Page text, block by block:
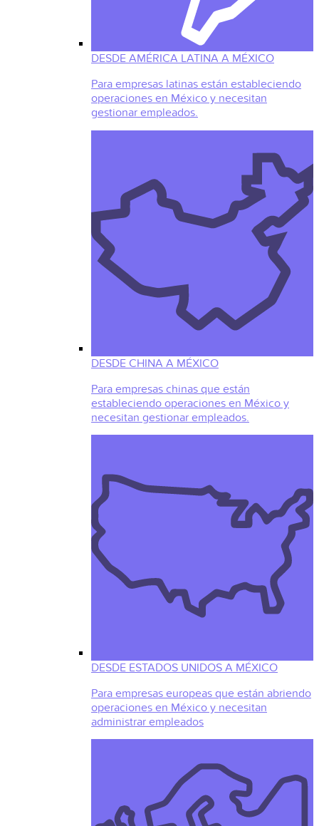
DESDE AMÉRICA LATINA A MÉXICO
Para empresas latinas están estableciendo
operaciones en México y necesitan
gestionar empleados.
DESDE CHINA A MÉXICO
Para empresas chinas que están
estableciendo operaciones en México y
necesitan gestionar empleados.
DESDE ESTADOS UNIDOS A MÉXICO
Para empresas europeas que están abriendo
operaciones en México y necesitan
administrar empleados